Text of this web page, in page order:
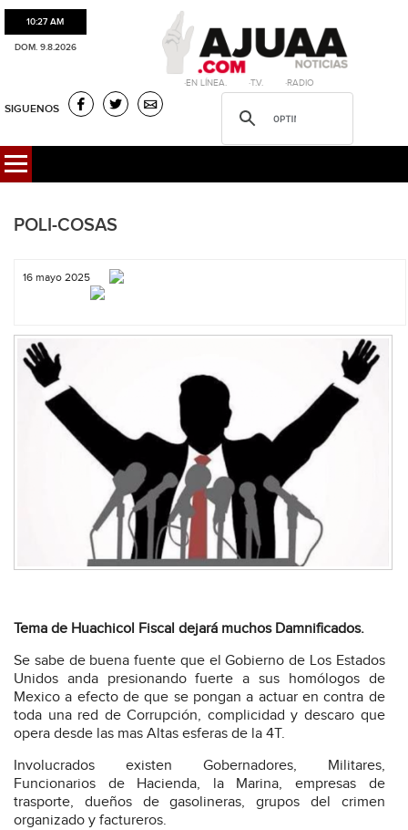
10:27 AM
DOM. 9.8.2026
·EN LÍNEA. ·T.V. ·RADIO
SIGUENOS
POLI-COSAS
16 mayo 2025
Tema de Huachicol Fiscal dejará muchos Damnificados.
Se sabe de buena fuente que el Gobierno de Los Estados
Unidos anda presionando fuerte a sus homólogos de
Mexico a efecto de que se pongan a actuar en contra de
toda una red de Corrupción, complicidad y descaro que
opera desde las mas Altas esferas de la 4T.
Involucrados existen Gobernadores, Militares,
Funcionarios de Hacienda, la Marina, empresas de
trasporte, dueños de gasolineras, grupos del crimen
organizado y factureros.